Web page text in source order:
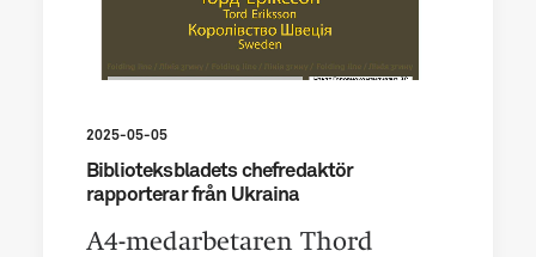
2025-05-05
Biblioteksbladets chefredaktör
rapporterar från Ukraina
A4-medarbetaren Thord